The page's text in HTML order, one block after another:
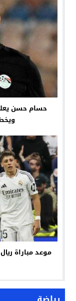
حسام حسن
موعد مباراة